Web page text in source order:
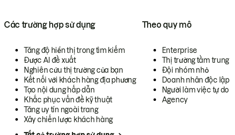
Các trường hợp sử dụng
Tăng độ hiển thị trong tìm kiếm
Được AI đề xuất
Nghiên cứu thị trường của bạn
Kết nối với khách hàng địa phương
Tạo nội dung hấp dẫn
Khắc phục vấn đề kỹ thuật
Tăng uy tín ngoài trang
Xây chiến lược khách hàng
Theo quy mô
Enterprise
Thị trường tầm trung
Đội nhóm nhỏ
Doanh nhân độc lập
Người làm việc tự do
Agency